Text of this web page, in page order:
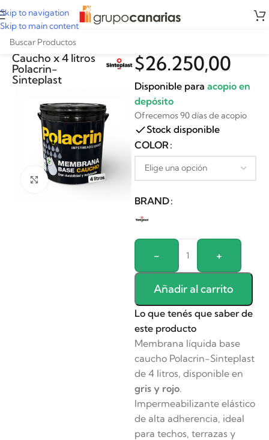
Skip to navigation
Skip to main content
Membrana Base
Caucho x 4 litros
Polacrin-
Sinteplast
Clickee para agrandar
$26.250,00
Disponible para acopio en
depósito
Ofrecemos 90 días de acopio
Stock disponible
COLOR
BRAND
- +
Añadir al carrito
Alternative:
Lo que tenés que saber de
este producto
Membrana líquida base
caucho Polacrin-Sinteplast
de 4 litros, disponible en
gris y rojo.
Impermeabilizante elástico
de alta adherencia, ideal
para techos, terrazas y